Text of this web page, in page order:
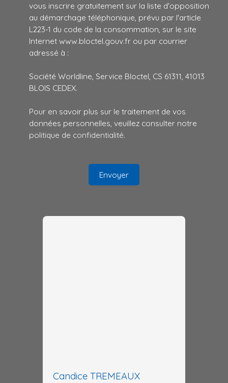
vous inscrire gratuitement sur la liste d'opposition
au démarchage téléphonique, prévu par l'article
L223-1 du code de la consommation, sur le site
Internet www.bloctel.gouv.fr ou par courrier
adressé à :
Société Worldline, Service Bloctel, CS 61311, 41013
BLOIS CEDEX.
Pour en savoir plus sur le traitement de vos
données personnelles, veuillez consulter notre
politique de confidentialité.
Envoyer
Candice TREMEAUX